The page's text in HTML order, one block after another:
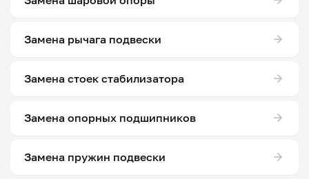
Замена рычага подвески
Замена стоек стабилизатора
Замена опорных подшипников
Замена пружин подвески